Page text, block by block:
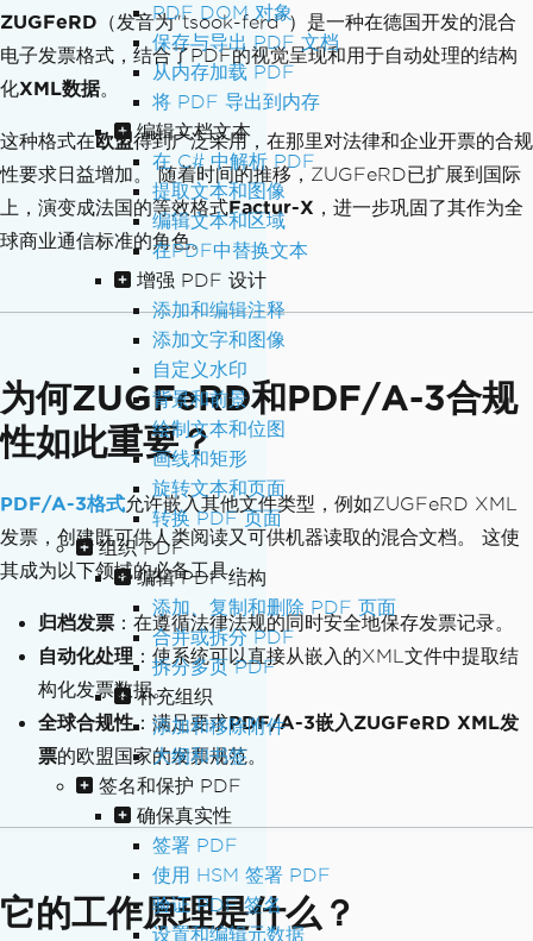
PDF DOM 对象
保存与导出 PDF 文档
从内存加载 PDF
将 PDF 导出到内存
编辑文档文本
在 C# 中解析 PDF
提取文本和图像
编辑文本和区域
在PDF中替换文本
增强 PDF 设计
添加和编辑注释
添加文字和图像
自定义水印
背景和前景
绘制文本和位图
画线和矩形
旋转文本和页面
转换 PDF 页面
组织 PDF
编辑 PDF 结构
添加、复制和删除 PDF 页面
合并或拆分 PDF
拆分多页 PDF
补充组织
添加和移除附件
大纲和书签
签名和保护 PDF
确保真实性
签署 PDF
使用 HSM 签署 PDF
验证 PDF 签名
设置和编辑元数据
ZUGFeRD （发音为"tsook-ferd"）是一种在德国开发的混合
电子发票格式，结合了PDF的视觉呈现和用于自动处理的结构
化XML数据。
这种格式在欧盟得到广泛采用，在那里对法律和企业开票的合规
性要求日益增加。 随着时间的推移，ZUGFeRD已扩展到国际
上，演变成法国的等效格式Factur-X ，进一步巩固了其作为全
球商业通信标准的角色。
为何ZUGFeRD和PDF/A-3合规
性如此重要？
PDF/A-3格式允许嵌入其他文件类型，例如ZUGFeRD XML
发票，创建既可供人类阅读又可供机器读取的混合文档。 这使
其成为以下领域的必备工具：
归档发票 ：在遵循法律法规的同时安全地保存发票记录。
自动化处理 ：使系统可以直接从嵌入的XML文件中提取结
构化发票数据。
全球合规性：满足要求PDF/A-3嵌入ZUGFeRD XML发
票的欧盟国家的发票规范。
它的工作原理是什么？